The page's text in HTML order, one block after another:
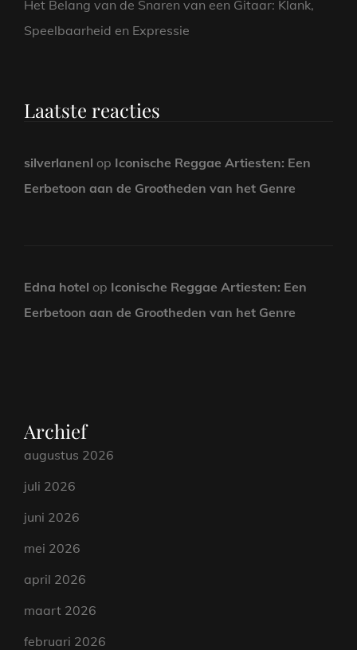
Het Belang van de Snaren van een Gitaar: Klank,
Speelbaarheid en Expressie
Laatste reacties
silverlanenl op Iconische Reggae Artiesten: Een
Eerbetoon aan de Grootheden van het Genre
Edna hotel op Iconische Reggae Artiesten: Een
Eerbetoon aan de Grootheden van het Genre
Archief
augustus 2026
juli 2026
juni 2026
mei 2026
april 2026
maart 2026
februari 2026